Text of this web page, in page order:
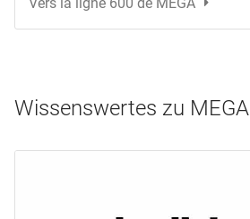
Wissenswertes zu MEGA